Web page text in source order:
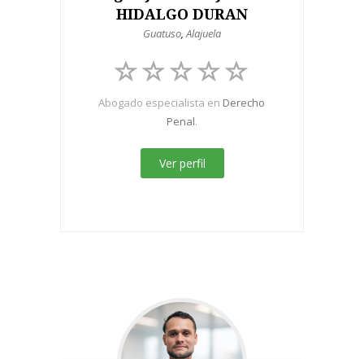
HIDALGO DURAN
Guatuso,Alajuela
Abogado especialista en Derecho
Penal.
Ver perfil